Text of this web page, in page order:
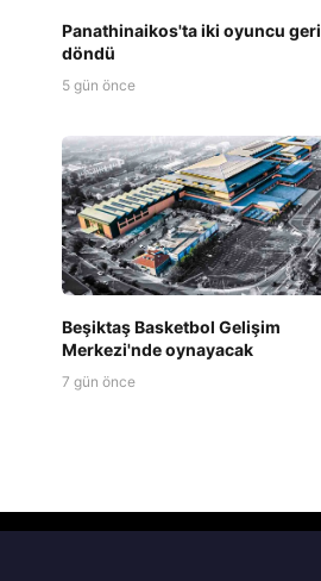
Panathinaikos'ta iki oyuncu geri
döndü
5 gün önce
Beşiktaş Basketbol Gelişim
Merkezi'nde oynayacak
7 gün önce